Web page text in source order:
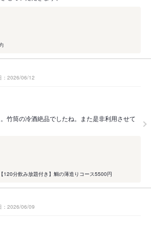
：2026/06/12
竹筒の冷酒絶品でしたね。また是非利用させて
120分飲み放題付き】鯛の薄造りコース5500円
：2026/06/09